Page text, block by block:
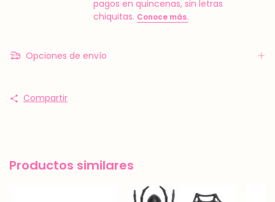
Opciones de envío
Compartir
Productos similares